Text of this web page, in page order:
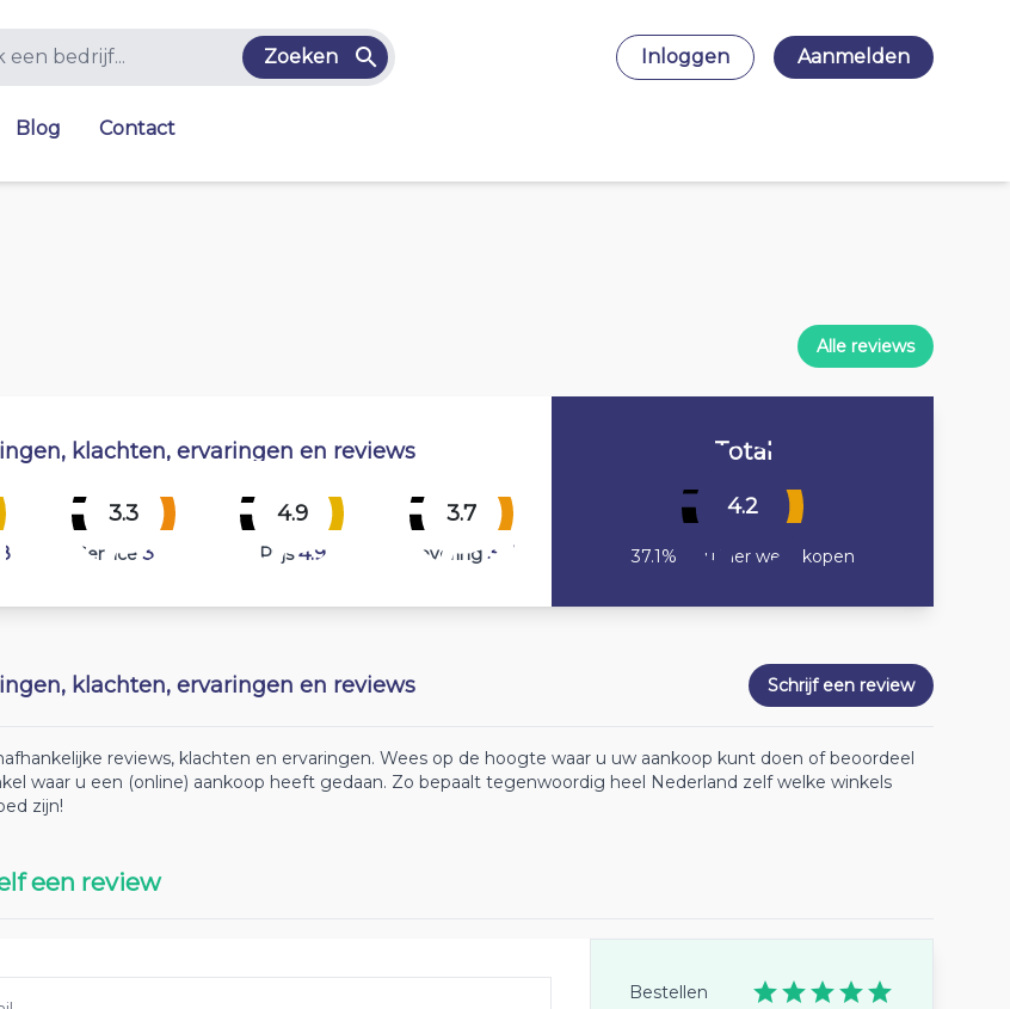
Zoeken Inloggen Aanmelden
Blog Contact
Alle reviews
klachten, ervaringen en reviews
3.3
Service 3.3
4.9
Prijs 4.9
3.7
Levering 3.7
Total
4.2
37.1% Zou hier weer kopen
klachten, ervaringen en reviews Schrijf een review
reviews, klachten en ervaringen. Wees op de hoogte waar u uw aankoop kunt doen of beoordeel
waar u een (online) aankoop heeft gedaan. Zo bepaalt tegenwoordig heel Nederland zelf welke winkels
zijn!
een review
Bestellen